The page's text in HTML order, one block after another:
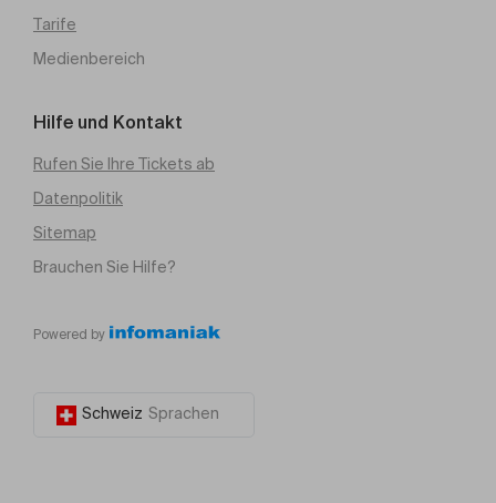
Tarife
Medienbereich
Hilfe und Kontakt
Rufen Sie Ihre Tickets ab
Datenpolitik
Sitemap
Brauchen Sie Hilfe?
Powered by
Schweiz Sprachen